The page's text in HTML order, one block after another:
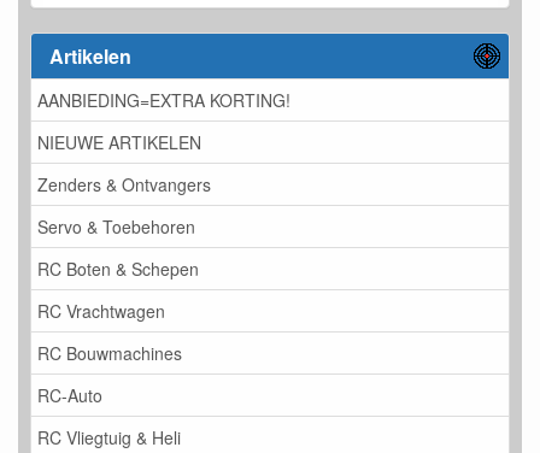
Artikelen
AANBIEDING=EXTRA KORTING!
NIEUWE ARTIKELEN
Zenders & Ontvangers
Servo & Toebehoren
RC Boten & Schepen
RC Vrachtwagen
RC Bouwmachines
RC-Auto
RC Vliegtuig & Heli